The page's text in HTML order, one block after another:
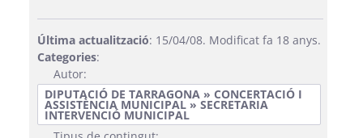
Última actualització: 15/04/08. Modificat fa 18 anys.
Categories:
Autor:
DIPUTACIÓ DE TARRAGONA » CONCERTACIÓ I
ASSISTÈNCIA MUNICIPAL » SECRETARIA
INTERVENCIÓ MUNICIPAL